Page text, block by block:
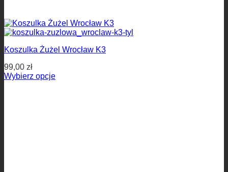
Koszulka Żużel Wrocław K3
99,00 zł
Wybierz opcje